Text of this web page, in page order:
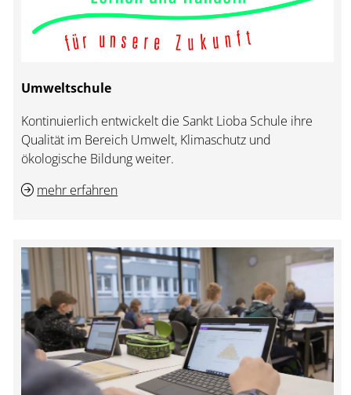
Umweltschule
Kontinuierlich entwickelt die Sankt Lioba Schule ihre
Qualität im Bereich Umwelt, Klimaschutz und
ökologische Bildung weiter.
mehr erfahren